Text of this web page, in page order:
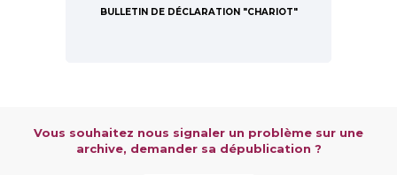
BULLETIN DE DÉCLARATION "CHARIOT"
Vous souhaitez nous signaler un problème sur une
archive, demander sa dépublication ?